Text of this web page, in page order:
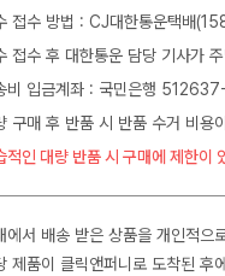
접수 방법 : CJ대한통운택배
접수 후 대한통운 담당 기사가
비 입금계좌 : 국민은행
구매 후 반품 시 반품 수거 비
적인 대량 반품 시 구매에 제한이
에서 배송 받은 상품을 개인적으
제품이 클릭앤퍼니로 도착된 후